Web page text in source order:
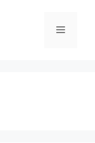
菜